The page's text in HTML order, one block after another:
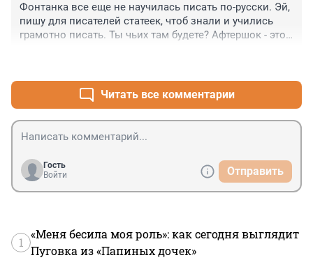
Фонтанка все еще не научилась писать по-русски. Эй,
пишу для писателей статеек, чтоб знали и учились
грамотно писать. Ты чьих там будете? Афтершок - это
Читать все комментарии
Гость
Войти
Отправить
1
«Меня бесила моя роль»: как сегодня выглядит
Пуговка из «Папиных дочек»